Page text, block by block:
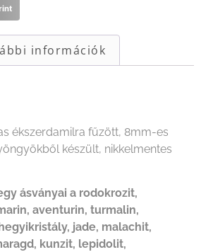
információk
ékszerdamilra fűzött, 8mm-es
készült, nikkelmentes
ásványai a rodokrozit,
aventurin, turmalin,
jade, malachit,
kunzit, lepidolit,